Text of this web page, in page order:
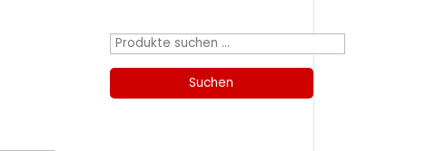
Suchen
Suchen